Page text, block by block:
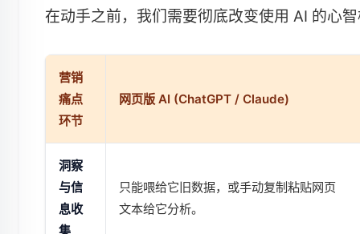
在动手之前，我们需要彻底改变使用 AI 的心
营销
痛点
环节
网页版 AI (ChatGPT / Claude)
洞察
与信
息收
集
只能喂给它旧数据，或手动复制粘贴网页
文本给它分析。